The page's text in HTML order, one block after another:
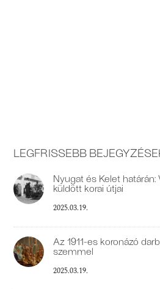
LEGFRISSEBB
Nyugat és Kelet határán:
küldött korai útjai
2025.03.19.
Az 1911-es koronázó
szemmel
2025.03.19.